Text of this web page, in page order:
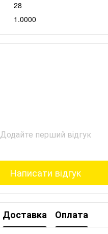
28
1.0000
Додайте перший відгук
Написати відгук
Доставка Оплата